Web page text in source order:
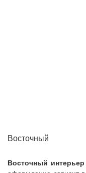
Восточный
Восточный